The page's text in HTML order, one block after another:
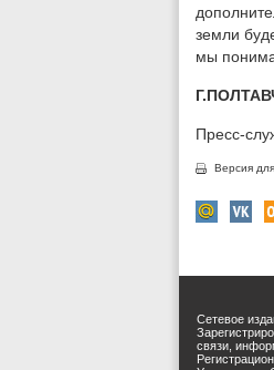
земли
мы
Пресс-
Версия
Сетевое
связи,